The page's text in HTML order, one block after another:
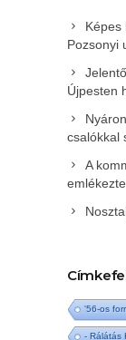
Képes
Pozsonyi
Újpesten
csalókkal
A
'56-os
- Rálátás